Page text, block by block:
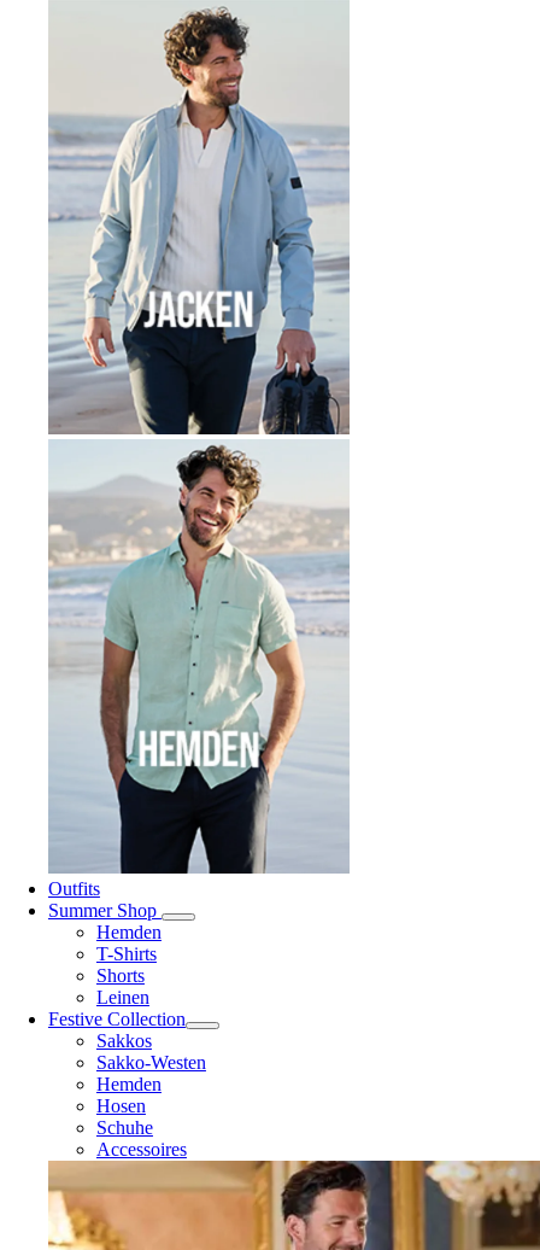
Outfits
Summer Shop
Hemden
T-Shirts
Shorts
Leinen
Festive Collection
Sakkos
Sakko-Westen
Hemden
Hosen
Schuhe
Accessoires